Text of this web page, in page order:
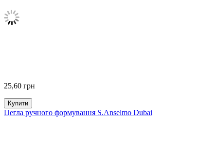
25,60 грн
Купити
Цегла ручного формування S.Anselmo Dubai